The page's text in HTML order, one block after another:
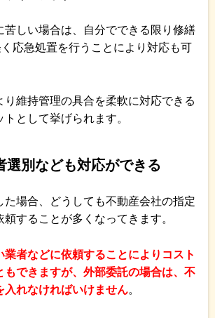
苦しい場合は、自分でできる限り修繕
応急処置を行うことにより対応も可
り維持管理の具合を柔軟に対応できる
として挙げられます。
選別なども対応ができる
た場合、どうしても不動産会社の指定
することが多くなってきます。
業者などに依頼することによりコスト
もできますが、外部委託の場合は、不
入れなければいけません。